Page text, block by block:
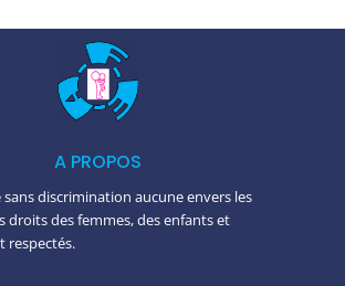
A PROPOS
discrimination aucune envers les
droits des femmes, des enfants et
respectés.